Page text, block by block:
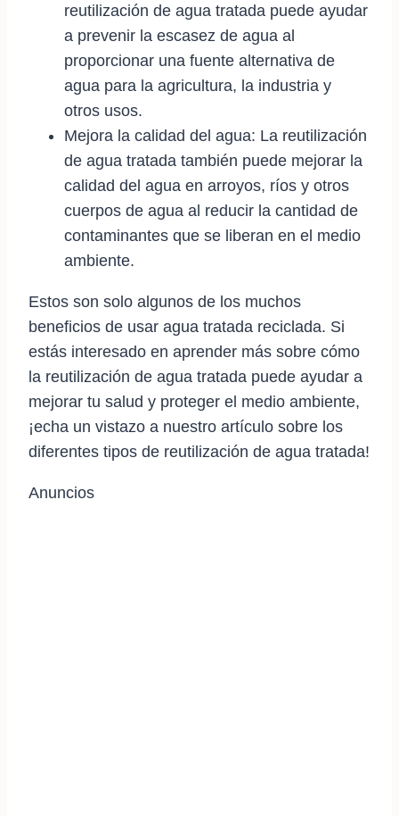
reutilización de agua tratada puede ayudar
a prevenir la escasez de agua al
proporcionar una fuente alternativa de
agua para la agricultura, la industria y
otros usos.
Mejora la calidad del agua: La reutilización
de agua tratada también puede mejorar la
calidad del agua en arroyos, ríos y otros
cuerpos de agua al reducir la cantidad de
contaminantes que se liberan en el medio
ambiente.
Estos son solo algunos de los muchos
beneficios de usar agua tratada reciclada. Si
estás interesado en aprender más sobre cómo
la reutilización de agua tratada puede ayudar a
mejorar tu salud y proteger el medio ambiente,
¡echa un vistazo a nuestro artículo sobre los
diferentes tipos de reutilización de agua tratada!
Anuncios